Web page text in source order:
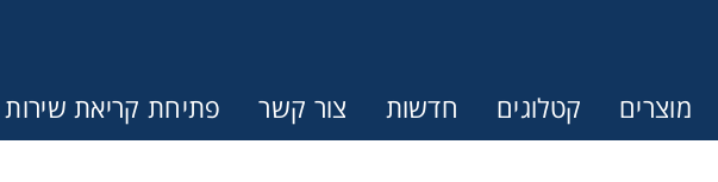
מוצרים קטלוגים חדשות צור קשר פתיחת קריאת שירות